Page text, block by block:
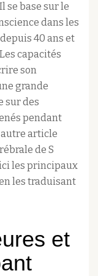
se base sur le
dans les
40 ans et
capacités
son
grande
sur des
pendant
article
de S
les principaux
les traduisant
et